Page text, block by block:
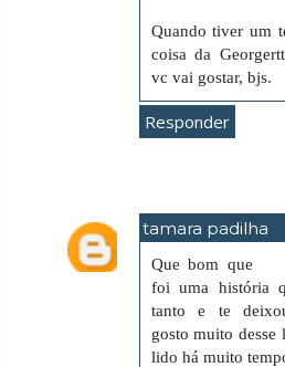
Quando tiver um
coisa da
vc vai gostar, bjs.
Responder
tamara padilha
Que bom que
foi uma história
tanto e te
gosto muito desse
lido há muito